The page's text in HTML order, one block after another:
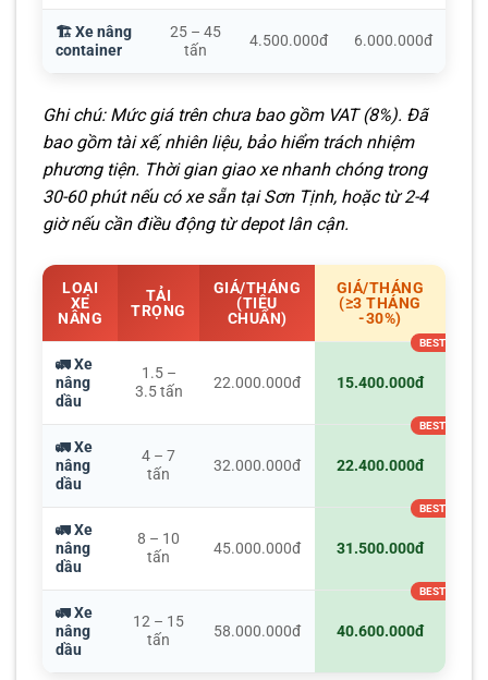
🏗️ Xe nâng
container
25 – 45
tấn
4.500.000đ 6.000.000đ
Ghi chú: Mức giá trên chưa bao gồm VAT (8%). Đã
bao gồm tài xế, nhiên liệu, bảo hiểm trách nhiệm
phương tiện. Thời gian giao xe nhanh chóng trong
30-60 phút nếu có xe sẵn tại Sơn Tịnh, hoặc từ 2-4
giờ nếu cần điều động từ depot lân cận.
LOẠI
XE
NÂNG
TẢI
TRỌNG
GIÁ/THÁNG
(TIÊU
CHUẨN)
GIÁ/THÁNG
(≥3 THÁNG
-30%)
🚛 Xe
nâng
dầu
1.5 –
3.5 tấn
22.000.000đ 15.400.000đ
🚛 Xe
nâng
dầu
4 – 7
tấn
32.000.000đ 22.400.000đ
🚛 Xe
nâng
dầu
8 – 10
tấn
45.000.000đ 31.500.000đ
🚛 Xe
nâng
dầu
12 – 15
tấn
58.000.000đ 40.600.000đ